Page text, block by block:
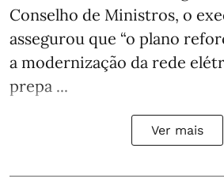
Conselho de Ministros, o
assegurou que “o plano
a modernização da rede
prepa ...
Ver mais